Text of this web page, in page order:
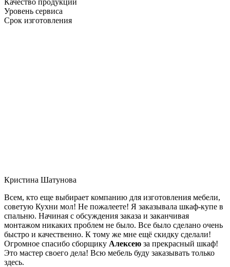
Уровень сервиса
Срок изготовления
Кристина Шатунова
Всем, кто еще выбирает компанию для изготовления мебели,
советую Кухни мол! Не пожалеете! Я заказывала шкаф-купе в
спальню. Начиная с обсуждения заказа и заканчивая
монтажом никаких проблем не было. Все было сделано очень
быстро и качественно. К тому же мне ещё скидку сделали!
Огромное спасибо сборщику Алексею за прекрасный шкаф!
Это мастер своего дела! Всю мебель буду заказывать только
здесь.